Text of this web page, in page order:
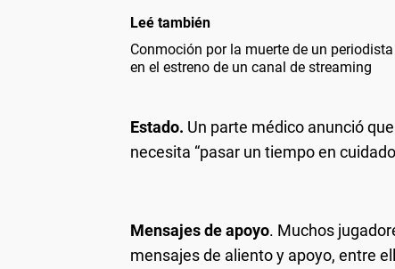
Leé también
Conmoción por la muerte de un
en el estreno de un canal de streaming
Estado. Un parte médico anunció
necesita “pasar un tiempo en
Mensajes de apoyo. Muchos
mensajes de aliento y apoyo, entre